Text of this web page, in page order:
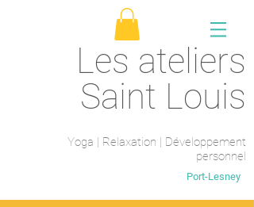
Les ateliers
Saint Louis
Yoga | Relaxation | Développement
personnel
Port-Lesney